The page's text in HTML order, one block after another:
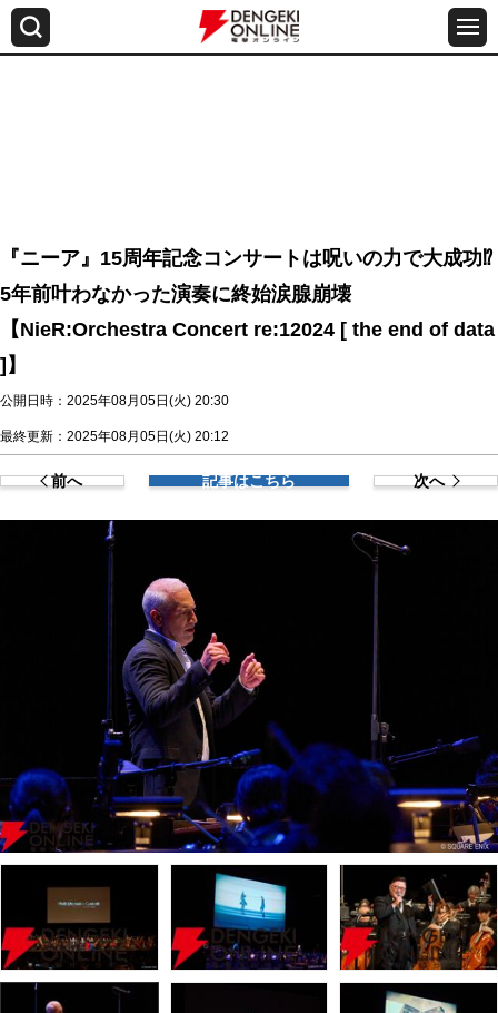
『ニーア』15周年記念コンサートは呪いの力で大成功⁉
5年前叶わなかった演奏に終始涙腺崩壊
【NieR:Orchestra Concert re:12024 [ the end of data
]】
公開日時：2025年08月05日(火) 20:30
最終更新：2025年08月05日(火) 20:12
前へ 記事はこちら 次へ